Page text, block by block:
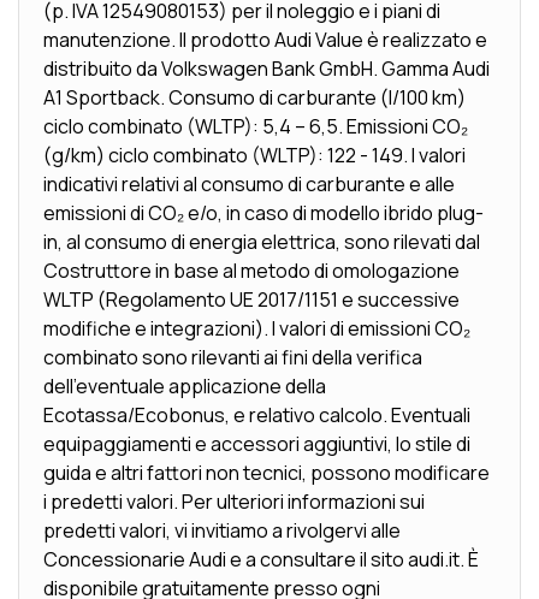
(p. IVA 12549080153) per il noleggio e i piani di
manutenzione. Il prodotto Audi Value è realizzato e
distribuito da Volkswagen Bank GmbH. Gamma Audi
A1 Sportback. Consumo di carburante (l/100 km)
ciclo combinato (WLTP): 5,4 – 6,5. Emissioni CO₂
(g/km) ciclo combinato (WLTP): 122 - 149. I valori
indicativi relativi al consumo di carburante e alle
emissioni di CO₂ e/o, in caso di modello ibrido plug-
in, al consumo di energia elettrica, sono rilevati dal
Costruttore in base al metodo di omologazione
WLTP (Regolamento UE 2017/1151 e successive
modifiche e integrazioni). I valori di emissioni CO₂
combinato sono rilevanti ai fini della verifica
dell’eventuale applicazione della
Ecotassa/Ecobonus, e relativo calcolo. Eventuali
equipaggiamenti e accessori aggiuntivi, lo stile di
guida e altri fattori non tecnici, possono modificare
i predetti valori. Per ulteriori informazioni sui
predetti valori, vi invitiamo a rivolgervi alle
Concessionarie Audi e a consultare il sito audi.it. È
disponibile gratuitamente presso ogni